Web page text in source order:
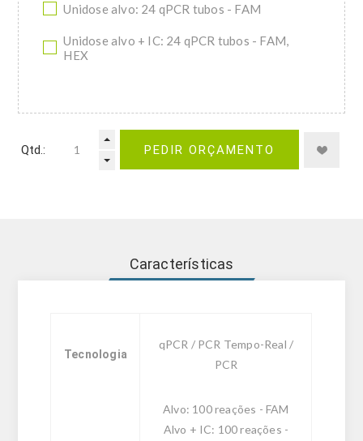
Unidose alvo: 24 qPCR tubos - FAM
Unidose alvo + IC: 24 qPCR tubos - FAM,
HEX
Qtd.: PEDIR ORÇAMENTO
Características
Tecnologia
qPCR / PCR Tempo-Real /
PCR
Alvo: 100 reações - FAM
Alvo + IC: 100 reações -